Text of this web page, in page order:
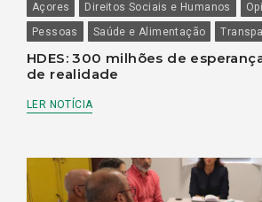
Açores Direitos Sociais e Humanos
Pessoas
Saúde e Alimentação
HDES: 300 milhões de
de realidade
LER NOTÍCIA